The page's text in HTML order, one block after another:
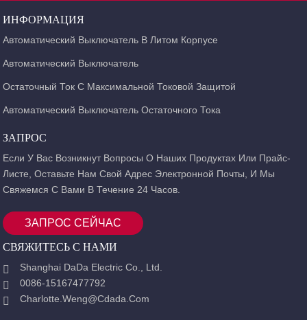
ИНФОРМАЦИЯ
Автоматический Выключатель В Литом Корпусе
Автоматический Выключатель
Остаточный Ток С Максимальной Токовой Защитой
Автоматический Выключатель Остаточного Тока
ЗАПРОС
Если У Вас Возникнут Вопросы О Наших Продуктах Или Прайс-
Листе, Оставьте Нам Свой Адрес Электронной Почты, И Мы
Свяжемся С Вами В Течение 24 Часов.
ЗАПРОС СЕЙЧАС
СВЯЖИТЕСЬ С НАМИ
Shanghai DaDa Electric Co., Ltd.
0086-15167477792
Charlotte.weng@cdada.com